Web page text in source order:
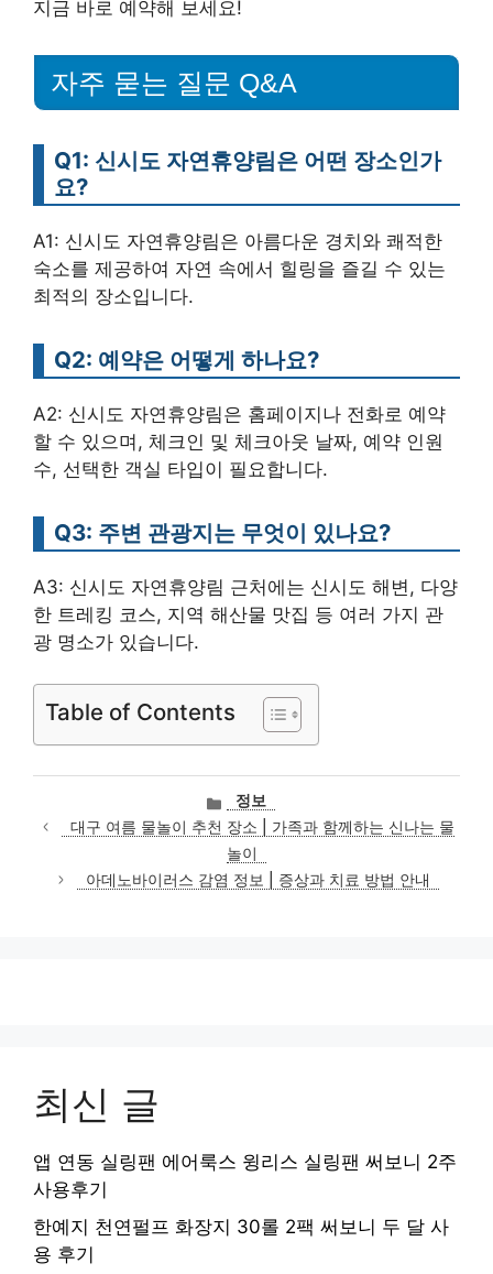
지금 바로 예약해 보세요!
자주 묻는 질문 Q&A
Q1: 신시도 자연휴양림은 어떤 장소인가
요?
A1: 신시도 자연휴양림은 아름다운 경치와 쾌적한
숙소를 제공하여 자연 속에서 힐링을 즐길 수 있는
최적의 장소입니다.
Q2: 예약은 어떻게 하나요?
A2: 신시도 자연휴양림은 홈페이지나 전화로 예약
할 수 있으며, 체크인 및 체크아웃 날짜, 예약 인원
수, 선택한 객실 타입이 필요합니다.
Q3: 주변 관광지는 무엇이 있나요?
A3: 신시도 자연휴양림 근처에는 신시도 해변, 다양
한 트레킹 코스, 지역 해산물 맛집 등 여러 가지 관
광 명소가 있습니다.
Table of Contents
카
테
고
리
정보
대구 여름 물놀이 추천 장소 | 가족과 함께하는 신나는 물
놀이
아데노바이러스 감염 정보 | 증상과 치료 방법 안내
최신 글
앱 연동 실링팬 에어룩스 윙리스 실링팬 써보니 2주
사용후기
한예지 천연펄프 화장지 30롤 2팩 써보니 두 달 사
용 후기